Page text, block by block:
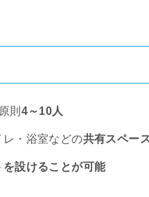
則 4～10人
レ・浴室などの共有スペー
設けることが可能